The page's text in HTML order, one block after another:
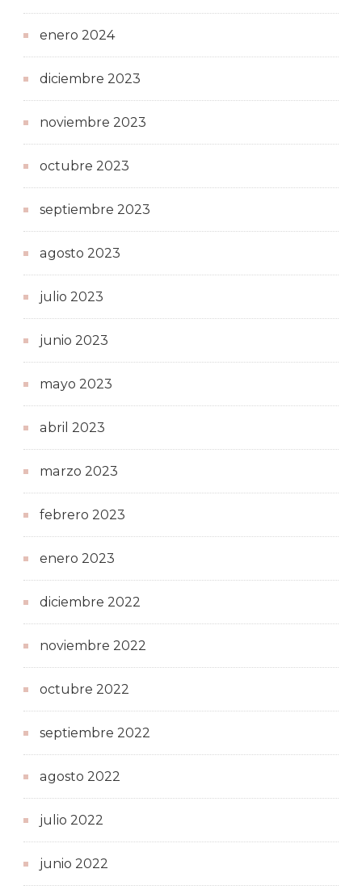
enero 2024
diciembre 2023
noviembre 2023
octubre 2023
septiembre 2023
agosto 2023
julio 2023
junio 2023
mayo 2023
abril 2023
marzo 2023
febrero 2023
enero 2023
diciembre 2022
noviembre 2022
octubre 2022
septiembre 2022
agosto 2022
julio 2022
junio 2022